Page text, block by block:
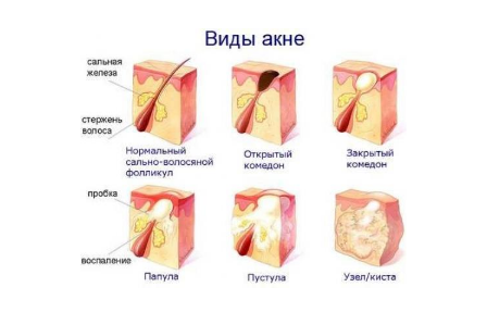
Домашняя маска Маска из голубой
Маска для
восстановления
Простая маска